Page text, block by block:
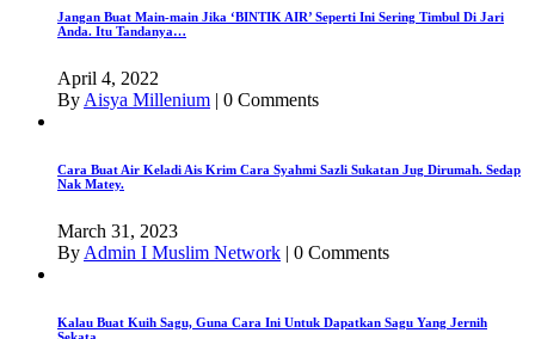
Jangan Buat Main-main Jika ‘BINTIK AIR’ Seperti Ini Sering Timbul Di Jari
Anda. Itu Tandanya…
April 4, 2022
By Aisya Millenium | 0 Comments
Cara Buat Air Keladi Ais Krim Cara Syahmi Sazli Sukatan Jug Dirumah. Sedap
Nak Matey.
March 31, 2023
By Admin I Muslim Network | 0 Comments
Kalau Buat Kuih Sagu, Guna Cara Ini Untuk Dapatkan Sagu Yang Jernih
Sekata.